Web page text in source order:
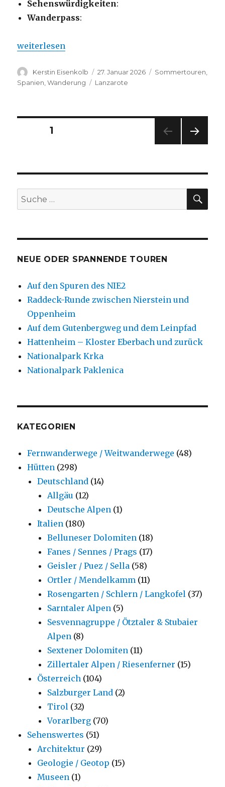
Sehenswürdigkeiten:
Wanderpass:
„Runde rund um Orzola“
weiterlesen
Autor
Kerstin Eisenkolb
Veröffentlicht
am
27. Januar 2026 Kategorien
Sommertouren
Spanien ,Wanderung Schlagwörter
Lanzarote
Seitennummerierung
Beiträge
SEITE1
E
Suche
nach:
NEUE ODER SPANNENDE TOUREN
Auf den Spuren des NIE2
Raddeck-Runde zwischen Nierstein und
Oppenheim
Auf dem Gutenbergweg und dem Leinpfad
Hattenheim – Kloster Eberbach und zurück
Nationalpark Krka
Nationalpark Paklenica
KATEGORIEN
Fernwanderwege / Weitwanderwege (48)
Hütten (298)
Deutschland (14)
Allgäu (12)
Deutsche Alpen (1)
Italien (180)
Belluneser Dolomiten (18)
Fanes / Sennes / Prags (17)
Geisler / Puez / Sella (58)
Ortler / Mendelkamm (11)
Rosengarten / Schlern / Langkofel (37)
Sarntaler Alpen (5)
Sesvennagruppe / Ötztaler & Stubaier
Alpen (8)
Sextener Dolomiten (11)
Zillertaler Alpen / Riesenferner (15)
Österreich (104)
Salzburger Land (2)
Tirol (32)
Vorarlberg (70)
Sehenswertes (51)
Architektur (29)
Geologie / Geotop (15)
Museen (1)